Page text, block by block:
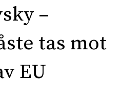
–
tas mot
EU